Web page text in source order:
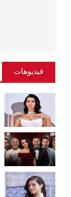
فيديوهات